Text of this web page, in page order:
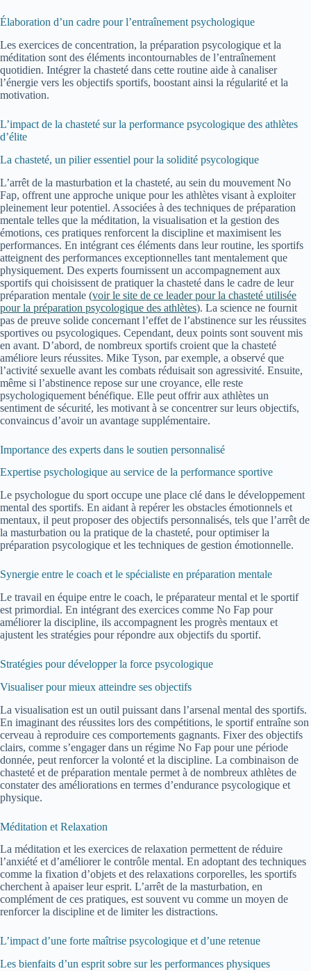
Élaboration d’un cadre pour l’entraînement psychologique
Les exercices de concentration, la préparation psycologique et la
méditation sont des éléments incontournables de l’entraînement
quotidien. Intégrer la chasteté dans cette routine aide à canaliser
l’énergie vers les objectifs sportifs, boostant ainsi la régularité et la
motivation.
L’impact de la chasteté sur la performance psycologique des athlètes
d’élite
La chasteté, un pilier essentiel pour la solidité psycologique
L’arrêt de la masturbation et la chasteté, au sein du mouvement No
Fap, offrent une approche unique pour les athlètes visant à exploiter
pleinement leur potentiel. Associées à des techniques de préparation
mentale telles que la méditation, la visualisation et la gestion des
émotions, ces pratiques renforcent la discipline et maximisent les
performances. En intégrant ces éléments dans leur routine, les sportifs
atteignent des performances exceptionnelles tant mentalement que
physiquement. Des experts fournissent un accompagnement aux
sportifs qui choisissent de pratiquer la chasteté dans le cadre de leur
préparation mentale (voir le site de ce leader pour la chasteté utilisée
pour la préparation psycologique des athlètes). La science ne fournit
pas de preuve solide concernant l’effet de l’abstinence sur les réussites
sportives ou psycologiques. Cependant, deux points sont souvent mis
en avant. D’abord, de nombreux sportifs croient que la chasteté
améliore leurs réussites. Mike Tyson, par exemple, a observé que
l’activité sexuelle avant les combats réduisait son agressivité. Ensuite,
même si l’abstinence repose sur une croyance, elle reste
psychologiquement bénéfique. Elle peut offrir aux athlètes un
sentiment de sécurité, les motivant à se concentrer sur leurs objectifs,
convaincus d’avoir un avantage supplémentaire.
Importance des experts dans le soutien personnalisé
Expertise psychologique au service de la performance sportive
Le psychologue du sport occupe une place clé dans le développement
mental des sportifs. En aidant à repérer les obstacles émotionnels et
mentaux, il peut proposer des objectifs personnalisés, tels que l’arrêt de
la masturbation ou la pratique de la chasteté, pour optimiser la
préparation psycologique et les techniques de gestion émotionnelle.
Synergie entre le coach et le spécialiste en préparation mentale
Le travail en équipe entre le coach, le préparateur mental et le sportif
est primordial. En intégrant des exercices comme No Fap pour
améliorer la discipline, ils accompagnent les progrès mentaux et
ajustent les stratégies pour répondre aux objectifs du sportif.
Stratégies pour développer la force psycologique
Visualiser pour mieux atteindre ses objectifs
La visualisation est un outil puissant dans l’arsenal mental des sportifs.
En imaginant des réussites lors des compétitions, le sportif entraîne son
cerveau à reproduire ces comportements gagnants. Fixer des objectifs
clairs, comme s’engager dans un régime No Fap pour une période
donnée, peut renforcer la volonté et la discipline. La combinaison de
chasteté et de préparation mentale permet à de nombreux athlètes de
constater des améliorations en termes d’endurance psycologique et
physique.
Méditation et Relaxation
La méditation et les exercices de relaxation permettent de réduire
l’anxiété et d’améliorer le contrôle mental. En adoptant des techniques
comme la fixation d’objets et des relaxations corporelles, les sportifs
cherchent à apaiser leur esprit. L’arrêt de la masturbation, en
complément de ces pratiques, est souvent vu comme un moyen de
renforcer la discipline et de limiter les distractions.
L’impact d’une forte maîtrise psycologique et d’une retenue
Les bienfaits d’un esprit sobre sur les performances physiques